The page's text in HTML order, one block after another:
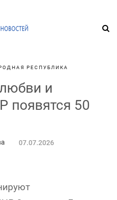
РЕСПУБЛИКА
и
появятся 50
07.07.2026